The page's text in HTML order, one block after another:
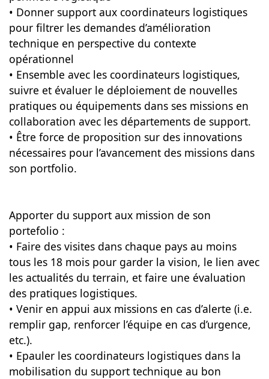
• Donner support aux coordinateurs logistiques
pour filtrer les demandes d’amélioration
technique en perspective du contexte
opérationnel
• Ensemble avec les coordinateurs logistiques,
suivre et évaluer le déploiement de nouvelles
pratiques ou équipements dans ses missions en
collaboration avec les départements de support.
• Être force de proposition sur des innovations
nécessaires pour l’avancement des missions dans
son portfolio.
Apporter du support aux mission de son
portefolio :
• Faire des visites dans chaque pays au moins
tous les 18 mois pour garder la vision, le lien avec
les actualités du terrain, et faire une évaluation
des pratiques logistiques.
• Venir en appui aux missions en cas d’alerte (i.e.
remplir gap, renforcer l’équipe en cas d’urgence,
etc.).
• Epauler les coordinateurs logistiques dans la
mobilisation du support technique au bon